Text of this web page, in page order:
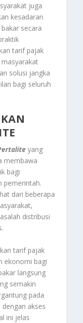
juga
kesadaran
secara
tarif pajak
solusi jangka
bagi seluruh
yang
membawa
bagi
pemerintah.
dari beberapa
distribusi
tarif pajak
ekonomi bagi
langsung
semakin
pada
akses
ini jelas